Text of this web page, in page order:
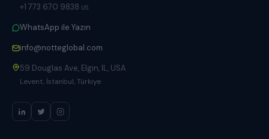
+1 773 670 9838 US
WhatsApp ile Yazın
info@notteglobal.com
59 Douglas Ave, Elgin, IL, USA
Levent, İstanbul, Türkiye